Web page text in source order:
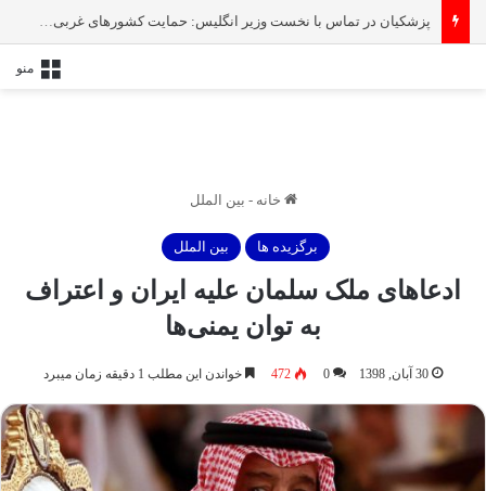
پزشکیان در تماس با نخست‌ وزیر انگلیس: حمایت کشور‌های غربی از رژیم صهیونیستی امنیت منطقه و جهان را به خطر انداخته است
منو
خانه - بین الملل
برگزیده ها بین الملل
ادعاهای ملک سلمان علیه ایران و اعتراف
به توان یمنی‌ها
30 آبان, 1398 0
472 خواندن این مطلب 1 دقیقه زمان میبرد